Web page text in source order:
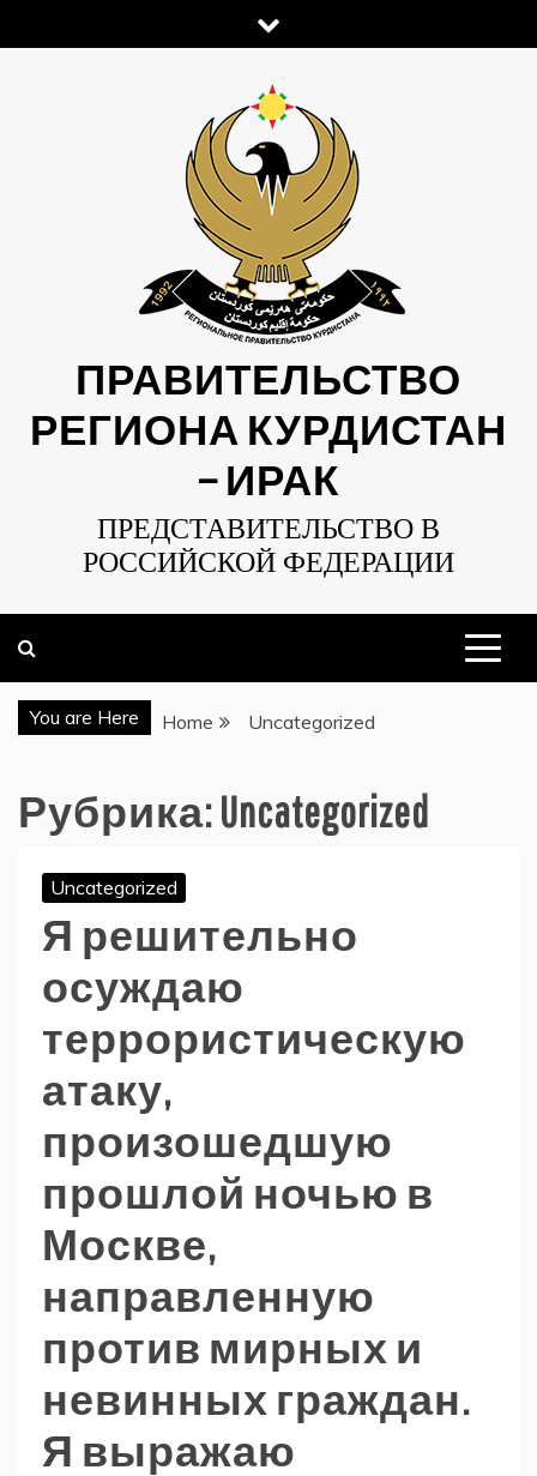
to
ПРАВИТЕЛЬСТВО
РЕГИОНА КУРДИСТАН
— ИРАК
ПРЕДСТАВИТЕЛЬСТВО В
РОССИЙСКОЙ ФЕДЕРАЦИИ
You are Here Home Uncategorized
Рубрика:Uncategorized
Uncategorized
Я решительно
осуждаю
террористическую
атаку,
произошедшую
прошлой ночью в
Москве,
направленную
против мирных и
невинных граждан.
Я выражаю